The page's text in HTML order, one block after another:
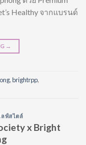
Healthy จากแบรนด์
→
,brightrpp,
ลฟ์สไตล์
x Bright